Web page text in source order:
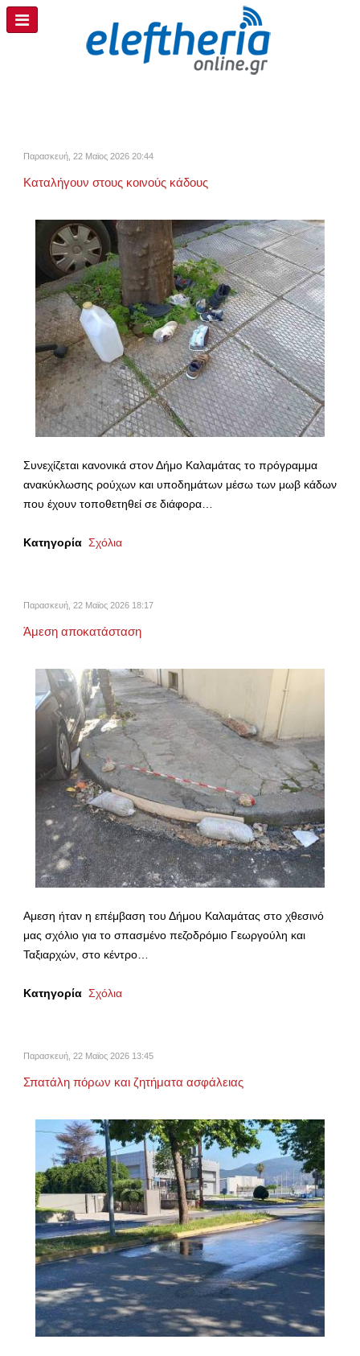
Παρασκευή, 22 Μαϊος 2026 20:44
Καταλήγουν στους κοινούς κάδους
Συνεχίζεται κανονικά στον Δήμο Καλαμάτας το πρόγραμμα
ανακύκλωσης ρούχων και υποδημάτων μέσω των μωβ κάδων
που έχουν τοποθετηθεί σε διάφορα…
Κατηγορία Σχόλια
Παρασκευή, 22 Μαϊος 2026 18:17
Άμεση αποκατάσταση
Αμεση ήταν η επέμβαση του Δήμου Καλαμάτας στο χθεσινό
μας σχόλιο για το σπασμένο πεζοδρόμιο Γεωργούλη και
Ταξιαρχών, στο κέντρο…
Κατηγορία Σχόλια
Παρασκευή, 22 Μαϊος 2026 13:45
Σπατάλη πόρων και ζητήματα ασφάλειας